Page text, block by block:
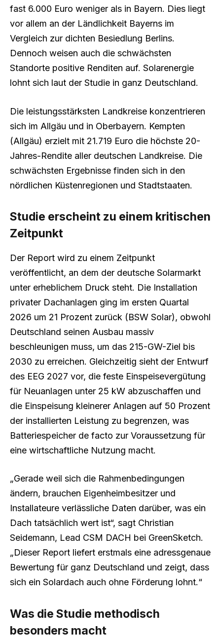
fast 6.000 Euro weniger als in Bayern. Dies liegt
vor allem an der Ländlichkeit Bayerns im
Vergleich zur dichten Besiedlung Berlins.
Dennoch weisen auch die schwächsten
Standorte positive Renditen auf. Solarenergie
lohnt sich laut der Studie in ganz Deutschland.
Die leistungsstärksten Landkreise konzentrieren
sich im Allgäu und in Oberbayern. Kempten
(Allgäu) erzielt mit 21.719 Euro die höchste 20-
Jahres-Rendite aller deutschen Landkreise. Die
schwächsten Ergebnisse finden sich in den
nördlichen Küstenregionen und Stadtstaaten.
Studie erscheint zu einem kritischen
Zeitpunkt
Der Report wird zu einem Zeitpunkt
veröffentlicht, an dem der deutsche Solarmarkt
unter erheblichem Druck steht. Die Installation
privater Dachanlagen ging im ersten Quartal
2026 um 21 Prozent zurück (BSW Solar), obwohl
Deutschland seinen Ausbau massiv
beschleunigen muss, um das 215-GW-Ziel bis
2030 zu erreichen. Gleichzeitig sieht der Entwurf
des EEG 2027 vor, die feste Einspeisevergütung
für Neuanlagen unter 25 kW abzuschaffen und
die Einspeisung kleinerer Anlagen auf 50 Prozent
der installierten Leistung zu begrenzen, was
Batteriespeicher de facto zur Voraussetzung für
eine wirtschaftliche Nutzung macht.
„Gerade weil sich die Rahmenbedingungen
ändern, brauchen Eigenheimbesitzer und
Installateure verlässliche Daten darüber, was ein
Dach tatsächlich wert ist“, sagt Christian
Seidemann, Lead CSM DACH bei GreenSketch.
„Dieser Report liefert erstmals eine adressgenaue
Bewertung für ganz Deutschland und zeigt, dass
sich ein Solardach auch ohne Förderung lohnt.“
Was die Studie methodisch
besonders macht